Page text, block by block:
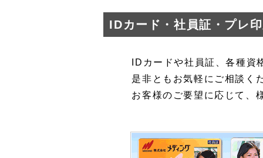
IDカード・社員証・プレ
IDカードや社員証、各種
是非ともお気軽にご相談く
お客様のご要望に応じて、